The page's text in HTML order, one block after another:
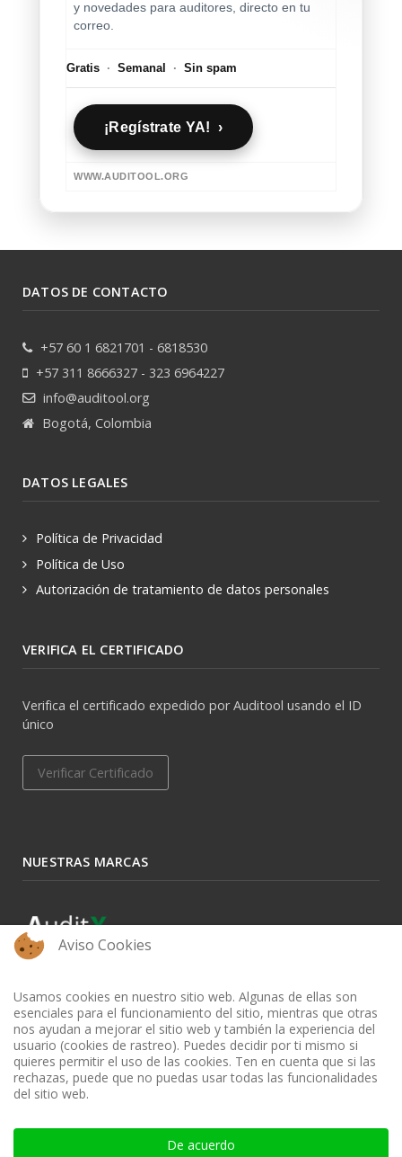
y novedades para auditores, directo en tu
correo.
Gratis · Semanal · Sin spam
¡Regístrate YA! ›
WWW.AUDITOOL.ORG
DATOS DE CONTACTO
+57 60 1 6821701 - 6818530
+57 311 8666327 - 323 6964227
info@auditool.org
Bogotá, Colombia
DATOS LEGALES
Política de Privacidad
Política de Uso
Autorización de tratamiento de datos personales
VERIFICA EL CERTIFICADO
Verifica el certificado expedido por Auditool usando el ID
único
Verificar Certificado
NUESTRAS MARCAS
BIBLIOTECA AUDITOOL - ISSN: 2665-1696 y 2665-3508
Aviso Cookies
Usamos cookies en nuestro sitio web. Algunas de ellas son
esenciales para el funcionamiento del sitio, mientras que otras
nos ayudan a mejorar el sitio web y también la experiencia del
usuario (cookies de rastreo). Puedes decidir por ti mismo si
quieres permitir el uso de las cookies. Ten en cuenta que si las
rechazas, puede que no puedas usar todas las funcionalidades
del sitio web.
De acuerdo